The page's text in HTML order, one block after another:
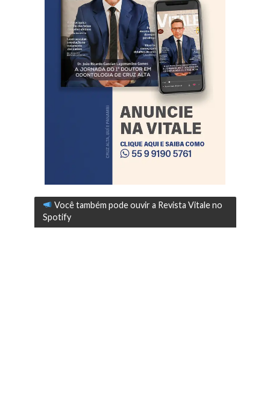
Você também pode ouvir a Revista Vitale no
Spotify